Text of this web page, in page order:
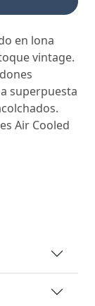
en lona
vintage.
superpuesta
Air Cooled